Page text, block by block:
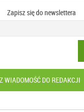
Zapisz się do newslettera
WIADOMOŚĆ DO REDAKCJI